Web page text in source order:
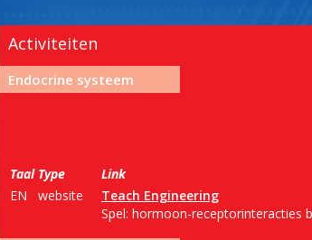
Activiteiten
Endocrine systeem
Taal Type
Link
EN
website
Teach Engineering
Spel: hormoon-receptorinteracties